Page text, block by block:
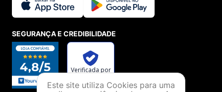
SEGURANÇA E CREDIBILIDADE
Este site utiliza Cookies para uma